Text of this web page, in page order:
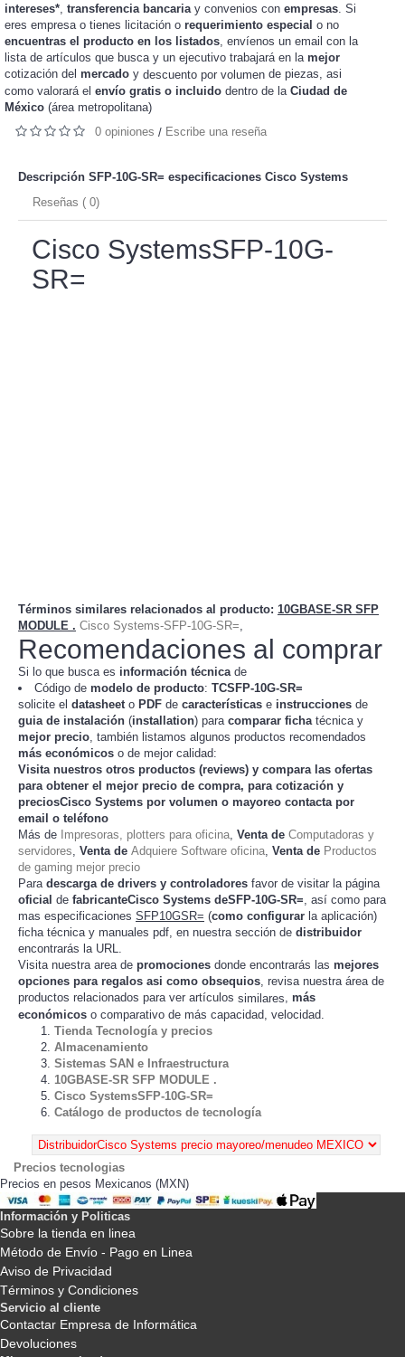
intereses* transferencia bancaria y convenios con empresas . Si
eres empresa o tienes licitación o requerimiento especial o no
encuentras el producto en los listados, envíenos un email con la
lista de artículos que busca y un ejecutivo trabajará en la mejor
cotización del mercado y descuento por volumen de piezas, asi
como valorará el envío gratis o incluido dentro de la Ciudad de
México (área metropolitana)
0 opiniones / Escribe una reseña
Descripción SFP-10G-SR= especificaciones Cisco Systems
Reseñas ( 0)
Cisco SystemsSFP-10G-
SR=
Términos similares relacionados al producto: 10GBASE-SR SFP
MODULE . Cisco Systems-SFP-10G-SR=
Recomendaciones al comprar
Si lo que busca es información técnica de
Código de modelo de producto: TCSFP-10G-SR=
solicite el datasheet o PDF de características e instrucciones de
guia de instalación (installation) para comparar ficha técnica y
mejor precio , también listamos algunos productos recomendados
más económicos o de mejor calidad:
Visita nuestros otros productos (reviews) y compara las ofertas
para obtener el mejor precio de compra, para cotización y
preciosCisco Systems por volumen o mayoreo contacta por
email o teléfono
Más de Impresoras, plotters para oficina Venta de Computadoras y
servidores Venta de Adquiere Software oficina Venta de Productos
de gaming mejor precio
Para descarga de drivers y controladores favor de visitar la página
oficial de fabricanteCisco Systems deSFP-10G-SR= , así como para
mas especificaciones SFP10GSR= (como configurar la aplicación)
ficha técnica y manuales pdf, en nuestra sección de distribuidor
encontrarás la URL.
Visita nuestra area de promociones donde encontrarás las mejores
opciones para regalos asi como obsequios, revisa nuestra área de
productos relacionados para ver artículos similares, más
económicos o comparativo de más capacidad, velocidad.
Tienda Tecnología y precios
Almacenamiento
Sistemas SAN e Infraestructura
10GBASE-SR SFP MODULE .
Cisco SystemsSFP-10G-SR=
Catálogo de productos de tecnología
Precios tecnologias
Precios en pesos Mexicanos (MXN)
Información y Politicas
Sobre la tienda en linea
Método de Envío - Pago en Linea
Aviso de Privacidad
Términos y Condiciones
Servicio al cliente
Contactar Empresa de Informática
Devoluciones